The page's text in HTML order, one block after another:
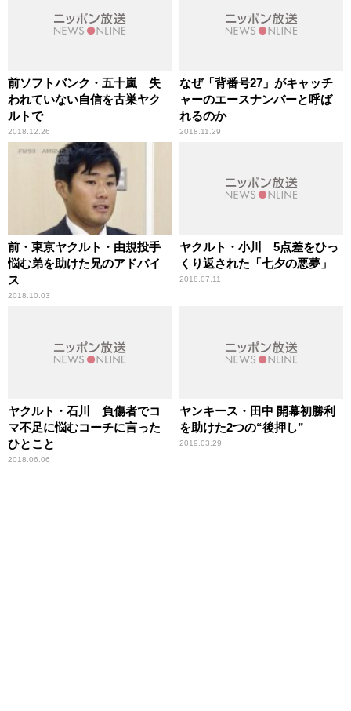
前ソフトバンク・五十嵐 失
われていない自信を古巣ヤク
ルトで
2018.12.26
なぜ「背番号27」がキャッチ
ャーのエースナンバーと呼ば
れるのか
2018.11.29
前・東京ヤクルト・由規投手
悩む弟を助けた兄のアドバイ
ス
2018.10.03
ヤクルト・小川 5点差をひっ
くり返された「七夕の悪夢」
2018.07.11
ヤクルト・石川 負傷者でコ
マ不足に悩むコーチに言った
ひとこと
2018.06.06
ヤンキース・田中 開幕初勝利
を助けた2つの“後押し”
2019.03.29